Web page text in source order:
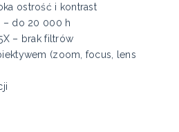
ostrość i kontrast
– do 20 000 h
– brak filtrów
(zoom, focus, lens